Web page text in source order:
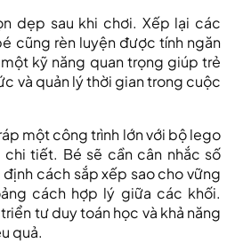
dẹp sau khi chơi. Xếp lại các
cũng rèn luyện được tính ngăn
kỹ năng quan trọng giúp trẻ
và quản lý thời gian trong cuộc
một công trình lớn với bộ lego
chi tiết. Bé sẽ cần cân nhắc số
cách sắp xếp sao cho vững
cách hợp lý giữa các khối.
tư duy toán học và khả năng
quả.